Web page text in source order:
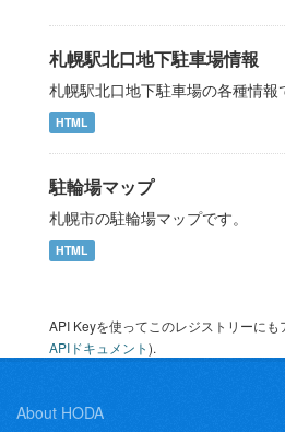
札幌駅北口地下駐車場情報
札幌駅北口地下駐車場の各種情報
HTML
駐輪場マップ
札幌市の駐輪場マップです。
HTML
API Keyを使ってこのレジストリーにも
APIドキュメント).
About HODA